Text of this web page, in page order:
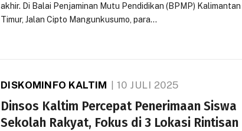
akhir. Di Balai Penjaminan Mutu Pendidikan (BPMP) Kalimantan
Timur, Jalan Cipto Mangunkusumo, para…
DISKOMINFO KALTIM 10 JULI 2025
Dinsos Kaltim Percepat Penerimaan Siswa
Sekolah Rakyat, Fokus di 3 Lokasi Rintisan